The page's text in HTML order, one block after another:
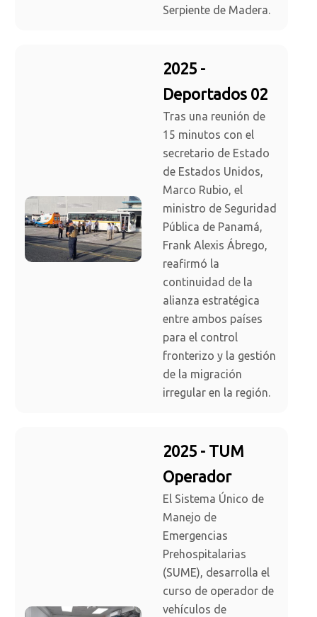
Serpiente de Madera.
2025 -
Deportados 02
Tras una reunión de
15 minutos con el
secretario de Estado
de Estados Unidos,
Marco Rubio, el
ministro de Seguridad
Pública de Panamá,
Frank Alexis Ábrego,
reafirmó la
continuidad de la
alianza estratégica
entre ambos países
para el control
fronterizo y la gestión
de la migración
irregular en la región.
2025 - TUM
Operador
El Sistema Único de
Manejo de
Emergencias
Prehospitalarias
(SUME), desarrolla el
curso de operador de
vehículos de